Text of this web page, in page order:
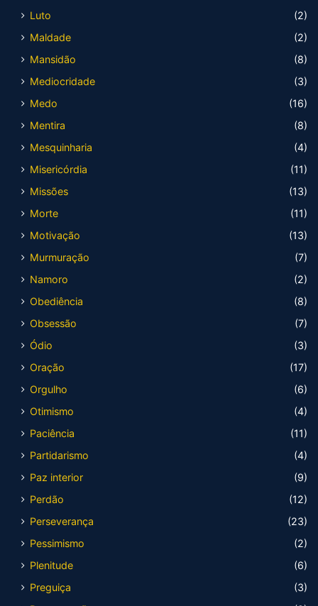
Luto
(2)
Maldade
(2)
Mansidão
(8)
Mediocridade
(3)
Medo
(16)
Mentira
(8)
Mesquinharia
(4)
Misericórdia
(11)
Missões
(13)
Morte
(11)
Motivação
(13)
Murmuração
(7)
Namoro
(2)
Obediência
(8)
Obsessão
(7)
Ódio
(3)
Oração
(17)
Orgulho
(6)
Otimismo
(4)
Paciência
(11)
Partidarismo
(4)
Paz interior
(9)
Perdão
(12)
Perseverança
(23)
Pessimismo
(2)
Plenitude
(6)
Preguiça
(3)